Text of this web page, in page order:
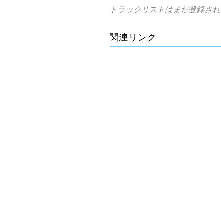
トラックリストはまだ登録され
関連リンク